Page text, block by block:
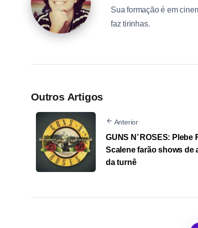
Sua formação é em
faz tirinhas.
Outros Artigos
Anterior
GUNS N’ ROSES: Plebe
Scalene farão shows de
da turnê